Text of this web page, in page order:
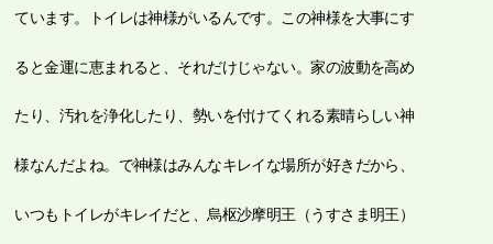
ています。トイレは神様がいるんです。この神様を大事にす
ると金運に恵まれると、それだけじゃない。家の波動を高め
たり、汚れを浄化したり、勢いを付けてくれる素晴らしい神
様なんだよね。で神様はみんなキレイな場所が好きだから、
いつもトイレがキレイだと、烏枢沙摩明王（うすさま明王）